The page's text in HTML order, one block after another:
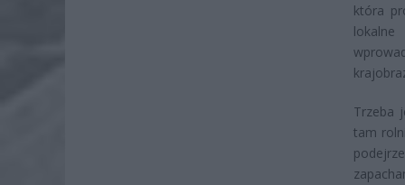
która
Trzeba
tam